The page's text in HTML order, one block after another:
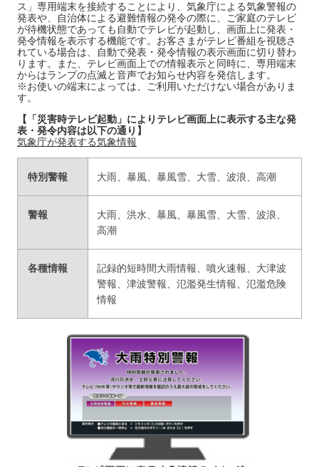
ス」専用端末を接続することにより、気象庁による気象警報の
発表や、自治体による避難情報の発令の際に、ご家庭のテレビ
が待機状態であっても自動でテレビが起動し、画面上に発表・
発令情報を表示する機能です。お客さまがテレビ番組を視聴さ
れている場合は、自動で発表・発令情報の表示画面に切り替わ
ります。また、テレビ画面上での情報表示と同時に、専用端末
からはランプの点滅と音声でお知らせ内容を発信します。
※お使いの端末によっては、ご利用いただけない場合がありま
す。
【「災害時テレビ起動」によりテレビ画面上に表示する主な発
表・発令内容は以下の通り】
気象庁が発表する気象情報
特別警報 大雨、暴風、暴風雪、大雪、波浪、高潮
警報
大雨、洪水、暴風、暴風雪、大雪、波浪、
高潮
各種情報
記録的短時間大雨情報、噴火速報、大津波
警報、津波警報、氾濫発生情報、氾濫危険
情報